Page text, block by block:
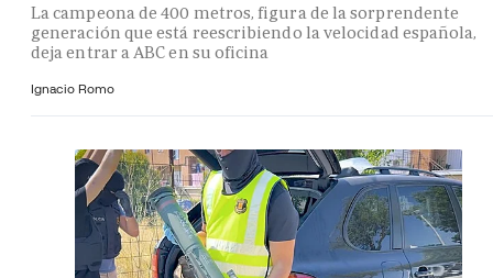
La campeona de 400 metros, figura de la sorprendente
generación que está reescribiendo la velocidad española,
deja entrar a ABC en su oficina
Ignacio Romo